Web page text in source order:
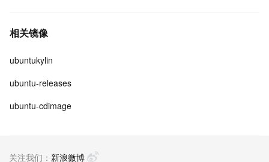
相关镜像
ubuntukylin
ubuntu-releases
ubuntu-cdimage
关注我们： 新浪微博